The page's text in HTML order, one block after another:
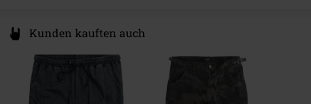
Kunden kauften auch